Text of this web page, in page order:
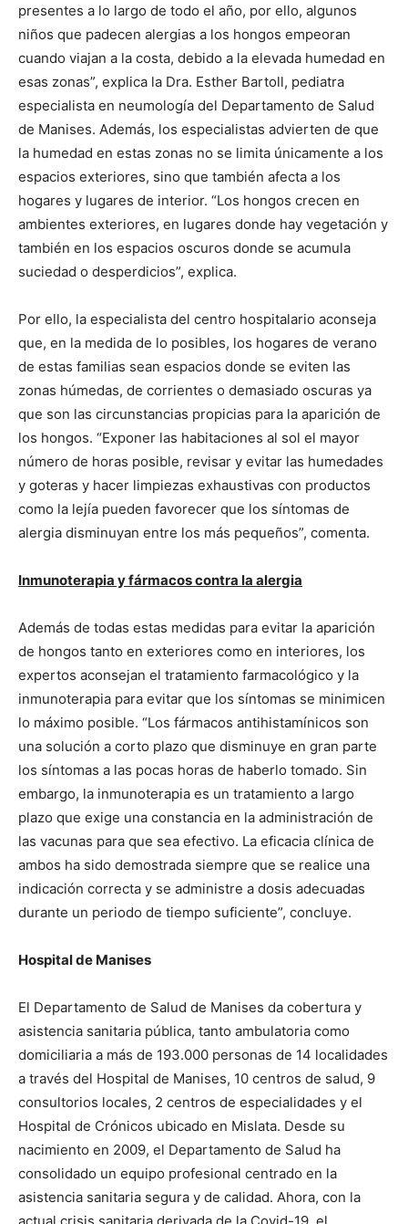
presentes a lo largo de todo el año, por ello, algunos
niños que padecen alergias a los hongos empeoran
cuando viajan a la costa, debido a la elevada humedad en
esas zonas”, explica la Dra. Esther Bartoll, pediatra
especialista en neumología del Departamento de Salud
de Manises. Además, los especialistas advierten de que
la humedad en estas zonas no se limita únicamente a los
espacios exteriores, sino que también afecta a los
hogares y lugares de interior. “Los hongos crecen en
ambientes exteriores, en lugares donde hay vegetación y
también en los espacios oscuros donde se acumula
suciedad o desperdicios”, explica.
Por ello, la especialista del centro hospitalario aconseja
que, en la medida de lo posibles, los hogares de verano
de estas familias sean espacios donde se eviten las
zonas húmedas, de corrientes o demasiado oscuras ya
que son las circunstancias propicias para la aparición de
los hongos. “Exponer las habitaciones al sol el mayor
número de horas posible, revisar y evitar las humedades
y goteras y hacer limpiezas exhaustivas con productos
como la lejía pueden favorecer que los síntomas de
alergia disminuyan entre los más pequeños”, comenta.
Inmunoterapia y fármacos contra la alergia
Además de todas estas medidas para evitar la aparición
de hongos tanto en exteriores como en interiores, los
expertos aconsejan el tratamiento farmacológico y la
inmunoterapia para evitar que los síntomas se minimicen
lo máximo posible. “Los fármacos antihistamínicos son
una solución a corto plazo que disminuye en gran parte
los síntomas a las pocas horas de haberlo tomado. Sin
embargo, la inmunoterapia es un tratamiento a largo
plazo que exige una constancia en la administración de
las vacunas para que sea efectivo. La eficacia clínica de
ambos ha sido demostrada siempre que se realice una
indicación correcta y se administre a dosis adecuadas
durante un periodo de tiempo suficiente”, concluye.
Hospital de Manises
El Departamento de Salud de Manises da cobertura y
asistencia sanitaria pública, tanto ambulatoria como
domiciliaria a más de 193.000 personas de 14 localidades
a través del Hospital de Manises, 10 centros de salud, 9
consultorios locales, 2 centros de especialidades y el
Hospital de Crónicos ubicado en Mislata. Desde su
nacimiento en 2009, el Departamento de Salud ha
consolidado un equipo profesional centrado en la
asistencia sanitaria segura y de calidad. Ahora, con la